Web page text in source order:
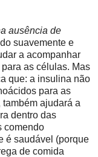
ausência de
suavemente e
a acompanhar
as células. Mas
que: a insulina não
para as
ajudará a
dentro das
comendo
é saudável (porque
de comida